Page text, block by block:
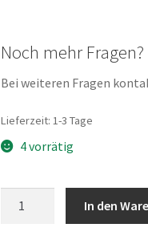
Noch mehr Fragen?
Bei weiteren Fragen
Lieferzeit: 1-3 Tage
4 vorrätig
In den